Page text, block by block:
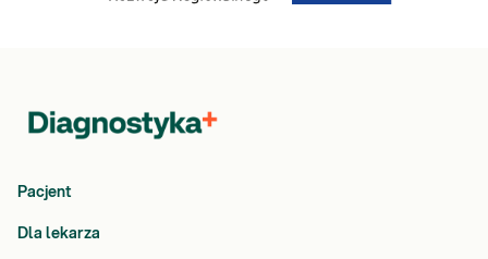
Pacjent
Dla lekarza